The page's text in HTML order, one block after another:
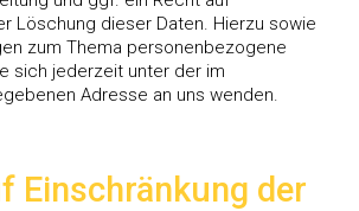
Löschung dieser Daten. Hierzu sowie
zum Thema personenbezogene
sich jederzeit unter der im
Adresse an uns wenden.
Einschränkung der